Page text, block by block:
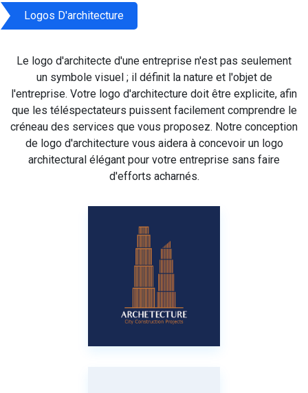
Logos D'architecture
Le logo d'architecte d'une entreprise n'est pas seulement
un symbole visuel ; il définit la nature et l'objet de
l'entreprise. Votre logo d'architecture doit être explicite, afin
que les téléspectateurs puissent facilement comprendre le
créneau des services que vous proposez. Notre conception
de logo d'architecture vous aidera à concevoir un logo
architectural élégant pour votre entreprise sans faire
d'efforts acharnés.